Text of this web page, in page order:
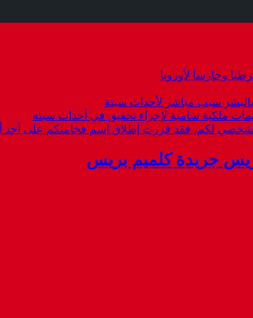
وحارسا لأوروبا
بالبشر سبب مباشر لأحداث سبتة
ملكية سامية لإجراء تحقيق في أحداث سبتة
الشخصي لكم، فقد قررت إطلاق إسم فخامتكم على
جريدة كلميم بريس